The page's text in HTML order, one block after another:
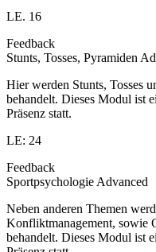
LE. 16
Feedback
Stunts, Tosses, Pyramiden
Hier werden Stunts, Tosses
behandelt. Dieses Modul ist
Präsenz statt.
LE: 24
Feedback
Sportpsychologie Advanced
Neben anderen Themen
Konfliktmanagement, sowie
behandelt. Dieses Modul ist